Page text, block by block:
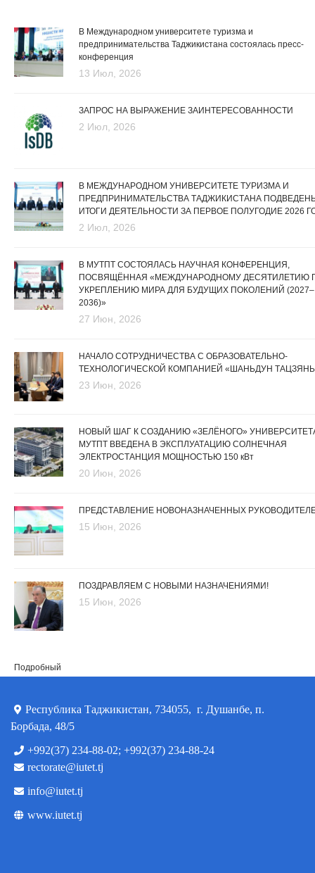
В Международном университете туризма и
предпринимательства Таджикистана состоялась пресс-
конференция
13 Июл, 2026
ЗАПРОС НА ВЫРАЖЕНИЕ ЗАИНТЕРЕСОВАННОСТИ
2 Июл, 2026
В МЕЖДУНАРОДНОМ УНИВЕРСИТЕТЕ ТУРИЗМА И
ПРЕДПРИНИМАТЕЛЬСТВА ТАДЖИКИСТАНА
ИТОГИ ДЕЯТЕЛЬНОСТИ ЗА ПЕРВОЕ ПОЛУГОДИЕ 2026
2 Июл, 2026
В МУТПТ СОСТОЯЛАСЬ НАУЧНАЯ КОНФЕРЕНЦИЯ,
ПОСВЯЩЁННАЯ «МЕЖДУНАРОДНОМУ ДЕСЯТИЛЕТИЮ
УКРЕПЛЕНИЮ МИРА ДЛЯ БУДУЩИХ ПОКОЛЕНИЙ (2027–
2036)»
27 Июн, 2026
НАЧАЛО СОТРУДНИЧЕСТВА С ОБРАЗОВАТЕЛЬНО-
ТЕХНОЛОГИЧЕСКОЙ КОМПАНИЕЙ «ШАНЬДУН
23 Июн, 2026
НОВЫЙ ШАГ К СОЗДАНИЮ «ЗЕЛЁНОГО»
МУТПТ ВВЕДЕНА В ЭКСПЛУАТАЦИЮ СОЛНЕЧНАЯ
ЭЛЕКТРОСТАНЦИЯ МОЩНОСТЬЮ 150 кВт
20 Июн, 2026
ПРЕДСТАВЛЕНИЕ НОВОНАЗНАЧЕННЫХ
15 Июн, 2026
ПОЗДРАВЛЯЕМ С НОВЫМИ НАЗНАЧЕНИЯМИ!
15 Июн, 2026
Подробный
Республика Таджикистан, 734055, г. Душанбе, п.
Борбада, 48/5
+992(37) 234-88-02; +992(37) 234-88-24
rectorate@iutet.tj
info@iutet.tj
www.iutet.tj